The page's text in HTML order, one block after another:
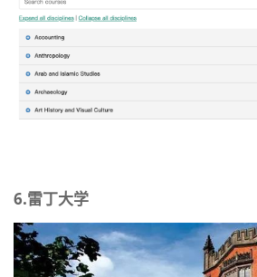
6.雷丁大学